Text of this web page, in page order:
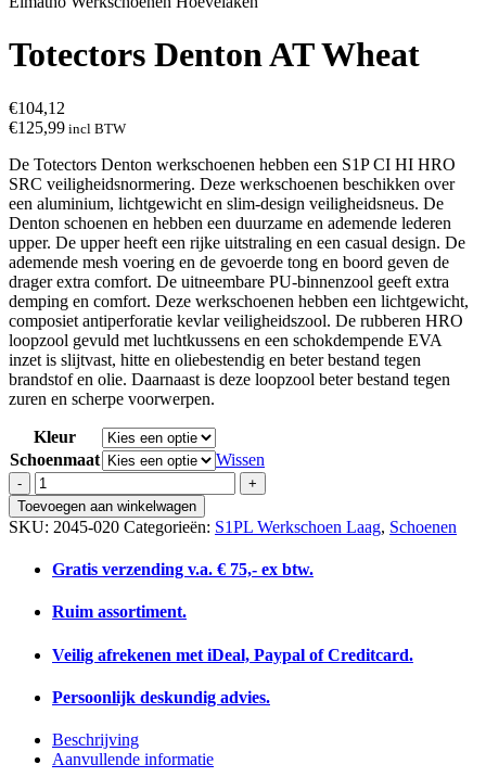
Totectors Denton AT Wheat
€104,12
€125,99 incl BTW
De Totectors Denton werkschoenen hebben een S1P CI HI HRO
SRC veiligheidsnormering. Deze werkschoenen beschikken over
een aluminium, lichtgewicht en slim-design veiligheidsneus. De
Denton schoenen en hebben een duurzame en ademende lederen
upper. De upper heeft een rijke uitstraling en een casual design. De
ademende mesh voering en de gevoerde tong en boord geven de
drager extra comfort. De uitneembare PU-binnenzool geeft extra
demping en comfort. Deze werkschoenen hebben een lichtgewicht,
composiet antiperforatie kevlar veiligheidszool. De rubberen HRO
loopzool gevuld met luchtkussens en een schokdempende EVA
inzet is slijtvast, hitte en oliebestendig en beter bestand tegen
brandstof en olie. Daarnaast is deze loopzool beter bestand tegen
zuren en scherpe voorwerpen.
Kleur
Schoenmaat
Wissen
Totectors
Denton
AT
Wheat
Toevoegen aan winkelwagen
SKU: 2045-020 Categorieën: S1PL Werkschoen Laag, Schoenen
Gratis verzending v.a. € 75,- ex btw.
Ruim assortiment.
Veilig afrekenen met iDeal, Paypal of Creditcard.
Persoonlijk deskundig advies.
Beschrijving
Aanvullende informatie